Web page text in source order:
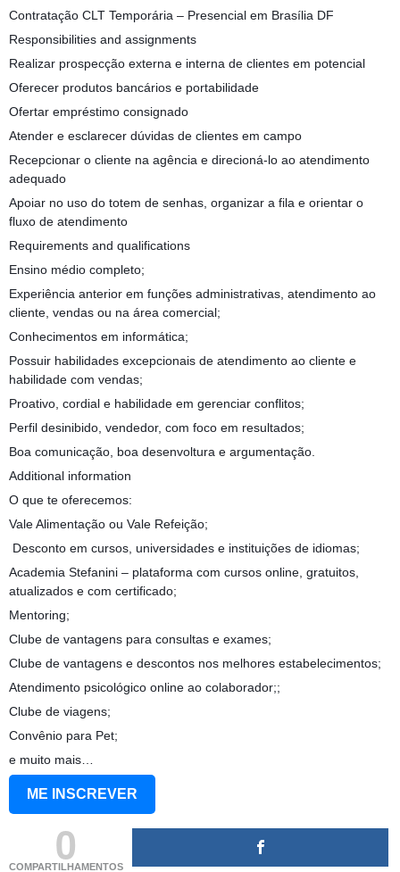
Contratação CLT Temporária – Presencial em Brasília DF
Responsibilities and assignments
Realizar prospecção externa e interna de clientes em potencial
Oferecer produtos bancários e portabilidade
Ofertar empréstimo consignado
Atender e esclarecer dúvidas de clientes em campo
Recepcionar o cliente na agência e direcioná-lo ao atendimento
adequado
Apoiar no uso do totem de senhas, organizar a fila e orientar o
fluxo de atendimento
Requirements and qualifications
Ensino médio completo;
Experiência anterior em funções administrativas, atendimento ao
cliente, vendas ou na área comercial;
Conhecimentos em informática;
Possuir habilidades excepcionais de atendimento ao cliente e
habilidade com vendas;
Proativo, cordial e habilidade em gerenciar conflitos;
Perfil desinibido, vendedor, com foco em resultados;
Boa comunicação, boa desenvoltura e argumentação.
Additional information
O que te oferecemos:
Vale Alimentação ou Vale Refeição;
‍ Desconto em cursos, universidades e instituições de idiomas;
Academia Stefanini – plataforma com cursos online, gratuitos,
atualizados e com certificado;
Mentoring;
Clube de vantagens para consultas e exames;
Clube de vantagens e descontos nos melhores estabelecimentos;
Atendimento psicológico online ao colaborador;;
Clube de viagens;
Convênio para Pet;
e muito mais…
ME INSCREVER
0
COMPARTILHAMENTOS